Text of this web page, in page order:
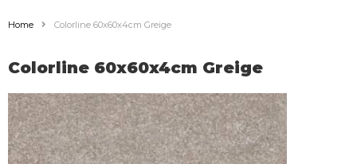
Home Colorline 60x60x4cm Greige
Colorline 60x60x4cm Greige